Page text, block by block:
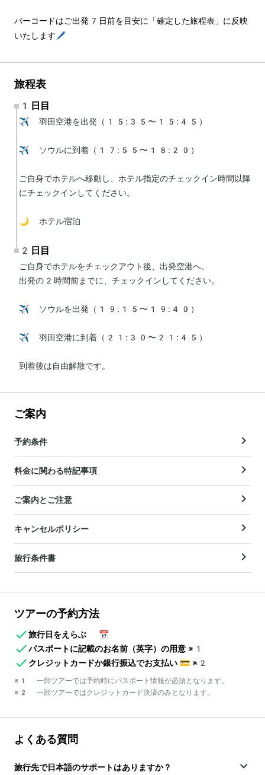
バーコードはご出発7日前を目安に「確定した旅程表」に反映
いたします🖊️
旅程表
1日目
✈️ 羽田空港を出発（15:35〜15:45）
✈️ ソウルに到着（17:55〜18:20）
ご自身でホテルへ移動し、ホテル指定のチェックイン時間以降
にチェックインしてください。
🌙 ホテル宿泊
2日目
ご自身でホテルをチェックアウト後、出発空港へ。
出発の2時間前までに、チェックインしてください。
✈️ ソウルを出発（19:15〜19:40）
✈️ 羽田空港に到着（21:30〜21:45）
到着後は自由解散です。
ご案内
予約条件
料金に関わる特記事項
ご案内とご注意
キャンセルポリシー
旅行条件書
ツアーの予約方法
旅行日をえらぶ
📅
パスポートに記載のお名前（英字）の用意 ※1
クレジットカードか銀行振込でお支払い 💳 ※2
※1 一部ツアーでは予約時にパスポート情報が必須となります。
※2 一部ツアーではクレジットカード決済のみとなります。
よくある質問
旅行先で日本語のサポートはありますか？